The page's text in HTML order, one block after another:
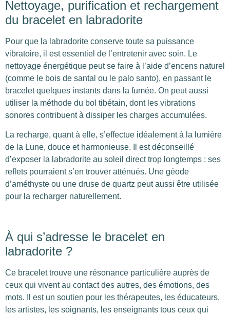
Nettoyage, purification et rechargement
du bracelet en labradorite
Pour que la labradorite conserve toute sa puissance
vibratoire, il est essentiel de l’entretenir avec soin. Le
nettoyage énergétique peut se faire à l’aide d’encens naturel
(comme le bois de santal ou le palo santo), en passant le
bracelet quelques instants dans la fumée. On peut aussi
utiliser la méthode du bol tibétain, dont les vibrations
sonores contribuent à dissiper les charges accumulées.
La recharge, quant à elle, s’effectue idéalement à la lumière
de la Lune, douce et harmonieuse. Il est déconseillé
d’exposer la labradorite au soleil direct trop longtemps : ses
reflets pourraient s’en trouver atténués. Une géode
d’améthyste ou une druse de quartz peut aussi être utilisée
pour la recharger naturellement.
À qui s’adresse le bracelet en
labradorite ?
Ce bracelet trouve une résonance particulière auprès de
ceux qui vivent au contact des autres, des émotions, des
mots. Il est un soutien pour les thérapeutes, les éducateurs,
les artistes, les soignants, les enseignants tous ceux qui